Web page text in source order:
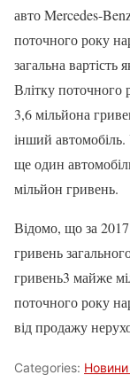
авто Mercedes-
поточного року
загальна
Влітку поточного
3,6 мільйона
інший
ще один
мільйон гривень.
Відомо, що за
гривень
гривень3 майже
поточного року
від продажу
Categories: